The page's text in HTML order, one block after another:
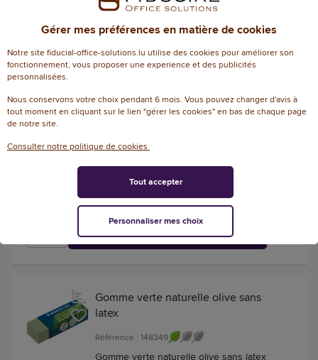
Référence : 148357
EN STOCK, LIVRÉ EN 24/48H
Gomme verte naturelle olive sans
latex
Référence : 148349
Gomme verte naturelle olive sans latex
Gérer mes préférences en matière de cookies
Notre site fiducial-office-solutions.lu utilise des cookies pour améliorer son
fonctionnement, vous proposer une experience et des publicités
personnalisées.
Nous conservons votre choix pendant 6 mois. Vous pouvez changer d'avis à
tout moment en cliquant sur le lien "gérer les cookies" en bas de chaque page
de notre site.
Consulter notre politique de cookies
Personnaliser mes choix
Tout accepter